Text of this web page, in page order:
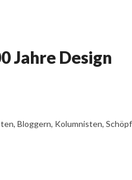
Jahre Design
Bloggern, Kolumnisten,